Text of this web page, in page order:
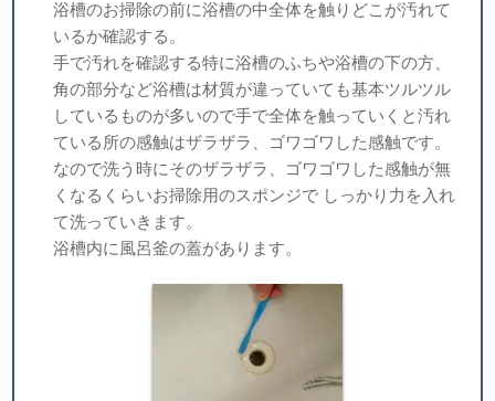
浴槽のお掃除の前に浴槽の中全体を触りどこが汚れて
いるか確認する。
手で汚れを確認する特に浴槽のふちや浴槽の下の方、
角の部分など浴槽は材質が違っていても基本ツルツル
しているものが多いので手で全体を触っていくと汚れ
ている所の感触はザラザラ、ゴワゴワした感触です。
なので洗う時にそのザラザラ、ゴワゴワした感触が無
くなるくらいお掃除用のスポンジで しっかり力を入れ
て洗っていきます。
浴槽内に風呂釜の蓋があります。